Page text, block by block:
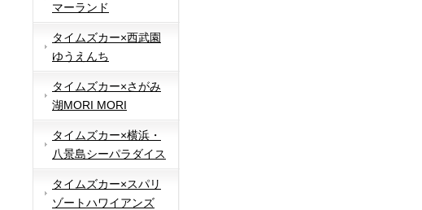
マーランド
タイムズカー×西武園
ゆうえんち
タイムズカー×さがみ
湖MORI MORI
タイムズカー×横浜・
八景島シーパラダイス
タイムズカー×スパリ
ゾートハワイアンズ